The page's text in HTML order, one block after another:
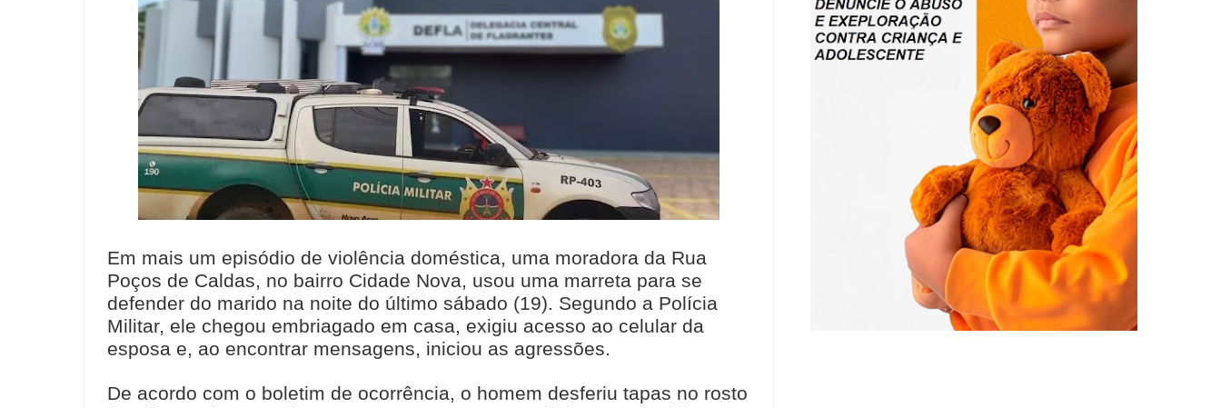
Em mais um episódio de violência doméstica, uma moradora da Rua
Poços de Caldas, no bairro Cidade Nova, usou uma marreta para se
defender do marido na noite do último sábado (19). Segundo a Polícia
Militar, ele chegou embriagado em casa, exigiu acesso ao celular da
esposa e, ao encontrar mensagens, iniciou as agressões.
De acordo com o boletim de ocorrência, o homem desferiu tapas no rosto